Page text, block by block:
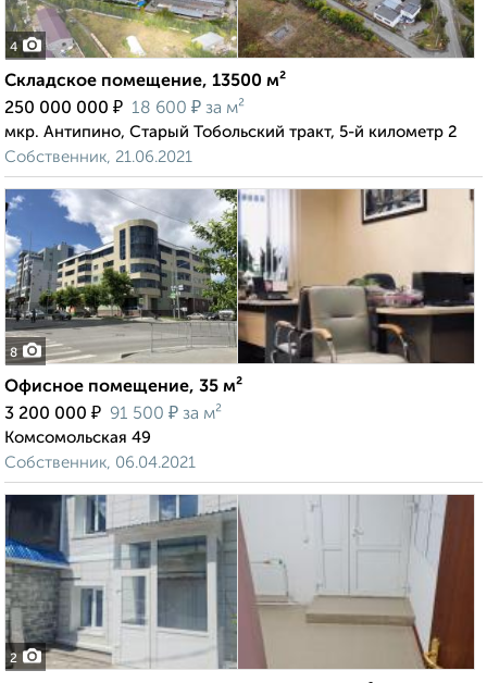
4
Складское помещение, 13500 м²
250 000 000 ₽ 18 600 ₽ за м²
мкр. Антипино, Старый Тобольский тракт, 5-й километр 2
Собственник, 21.06.2021
8
Офисное помещение, 35 м²
3 200 000 ₽ 91 500 ₽ за м²
Комсомольская 49
Собственник, 06.04.2021
2